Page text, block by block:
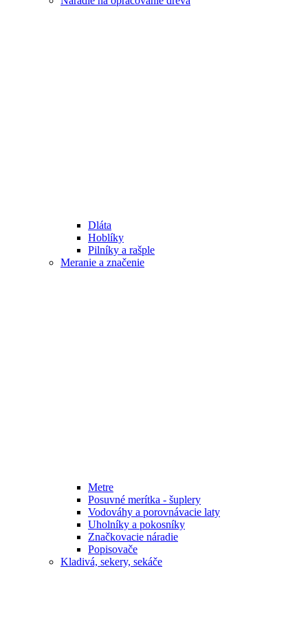
Dláta
Hoblíky
Pilníky a rašple
Meranie a značenie
Metre
Posuvné merítka - šuplery
Vodováhy a porovnávacie laty
Uholníky a pokosníky
Značkovacie náradie
Popisovače
Kladivá, sekery, sekáče